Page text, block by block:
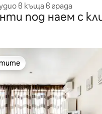
в къща в града
под наем с
на гостите